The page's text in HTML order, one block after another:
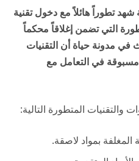
تطوراً هائلاً مع دخول تقنية
التي تضمن إغلاقاً محكماً
في مدونة حياةأن التقنيات
في التعامل مع
والتقنيات المتطورة التالية:
المغلفة بمواد لاصقة.